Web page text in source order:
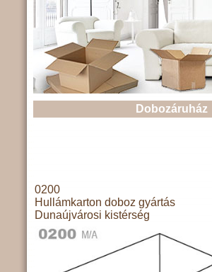
Dobozáruház
0200
Hullámkarton doboz gyártás
Dunaújvárosi kistérség